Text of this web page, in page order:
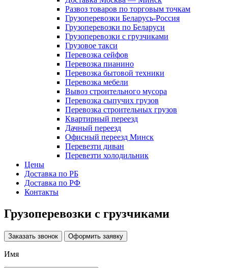
Развоз товаров по торговым точкам
Грузоперевозки Беларусь-Россия
Грузоперевозки по Беларуси
Грузоперевозки с грузчиками
Грузовое такси
Перевозка сейфов
Перевозка пианино
Перевозка бытовой техники
Перевозка мебели
Вывоз строительного мусора
Перевозка сыпучих грузов
Перевозка строительных грузов
Квартирный переезд
Дачный переезд
Офисный переезд Минск
Перевезти диван
Перевезти холодильник
Цены
Доставка по РБ
Доставка по РФ
Контакты
Грузоперевозки с грузчиками
Заказать звонок Оформить заявку
Имя